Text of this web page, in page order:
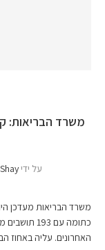
על ידיShay
האחרונים. עליה באחוז